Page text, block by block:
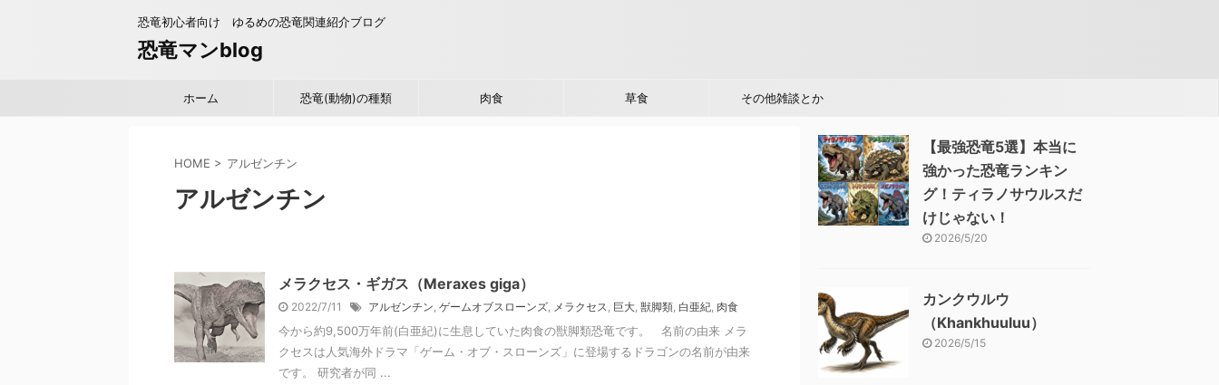
恐竜初心者向け ゆるめの恐竜関連紹介ブログ
恐竜マンblog
ホーム 恐竜(動物)の種類 肉食 草食 その他雑談とか
HOME > アルゼンチン
アルゼンチン
メラクセス・ギガス（Meraxes giga）
2022/7/11 アルゼンチン, ゲームオブスローンズ, メラクセス, 巨大, 獣脚類, 白亜紀, 肉食
今から約9,500万年前(白亜紀)に生息していた肉食の獣脚類恐竜です。 名前の由来 メラ
クセスは人気海外ドラマ「ゲーム・オブ・スローンズ」に登場するドラゴンの名前が由来
です。 研究者が同 ...
【最強恐竜5選】本当に
強かった恐竜ランキン
グ！ティラノサウルスだ
けじゃない！
2026/5/20
カンクウルウ
（Khankhuuluu）
2026/5/15